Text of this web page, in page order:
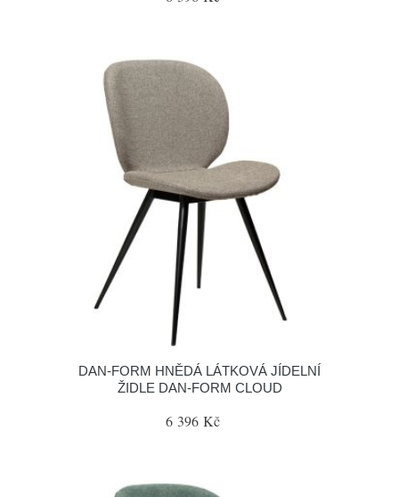
​​​​​DAN-FORM HNĚDÁ LÁTKOVÁ JÍDELNÍ
ŽIDLE DAN-FORM CLOUD
6 396 Kč